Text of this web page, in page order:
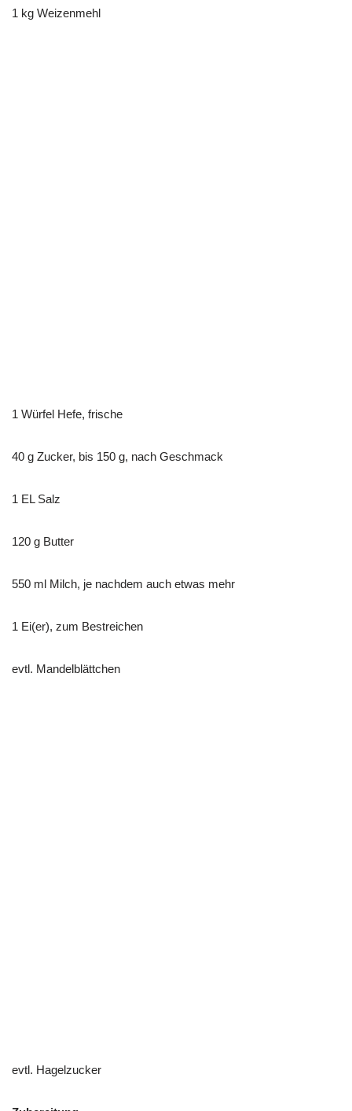
1 kg Weizenmehl
1 Würfel Hefe, frische
40 g Zucker, bis 150 g, nach Geschmack
1 EL Salz
120 g Butter
550 ml Milch, je nachdem auch etwas mehr
1 Ei(er), zum Bestreichen
evtl. Mandelblättchen
evtl. Hagelzucker